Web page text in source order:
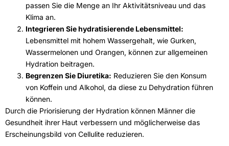
passen Sie die Menge an Ihr Aktivitätsniveau und das
Klima an.
Integrieren Sie hydratisierende Lebensmittel:
Lebensmittel mit hohem Wassergehalt, wie Gurken,
Wassermelonen und Orangen, können zur allgemeinen
Hydration beitragen.
Begrenzen Sie Diuretika: Reduzieren Sie den Konsum
von Koffein und Alkohol, da diese zu Dehydration führen
können.
Durch die Priorisierung der Hydration können Männer die
Gesundheit ihrer Haut verbessern und möglicherweise das
Erscheinungsbild von Cellulite reduzieren.